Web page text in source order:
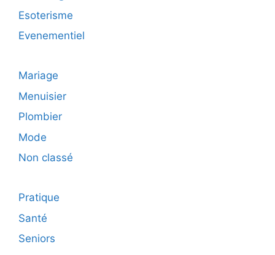
Esoterisme
Evenementiel
Mariage
Menuisier
Plombier
Mode
Non classé
Pratique
Santé
Seniors